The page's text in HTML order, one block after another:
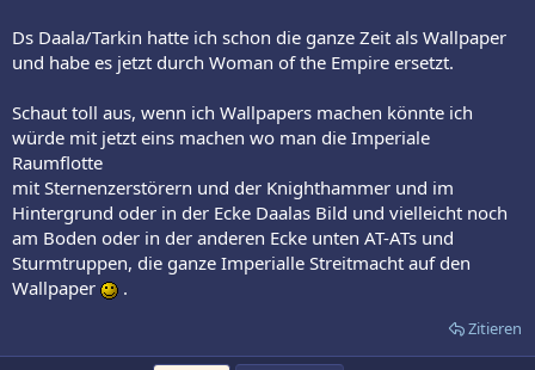
Ds Daala/Tarkin hatte ich schon die ganze Zeit als Wallpaper
und habe es jetzt durch Woman of the Empire ersetzt.
Schaut toll aus, wenn ich Wallpapers machen könnte ich
würde mit jetzt eins machen wo man die Imperiale
Raumflotte
mit Sternenzerstörern und der Knighthammer und im
Hintergrund oder in der Ecke Daalas Bild und vielleicht noch
am Boden oder in der anderen Ecke unten AT-ATs und
Sturmtruppen, die ganze Imperialle Streitmacht auf den
Wallpaper
.
Zitieren